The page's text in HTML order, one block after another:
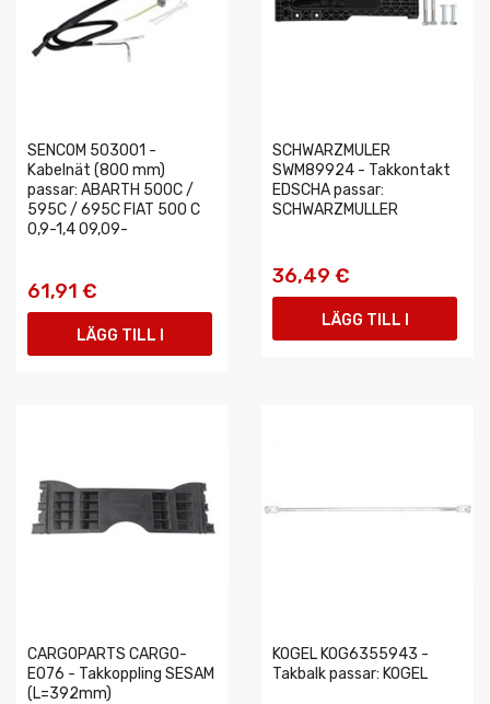
SENCOM 503001 -
Kabelnät (800 mm)
passar: ABARTH 500C /
595C / 695C FIAT 500 C
0,9-1,4 09,09-
61,91 €
LÄGG TILL I
SCHWARZMULER
SWM89924 - Takkontakt
EDSCHA passar:
SCHWARZMULLER
36,49 €
LÄGG TILL I
CARGOPARTS CARGO-
E076 - Takkoppling SESAM
(L=392mm)
KOGEL KOG6355943 -
Takbalk passar: KOGEL